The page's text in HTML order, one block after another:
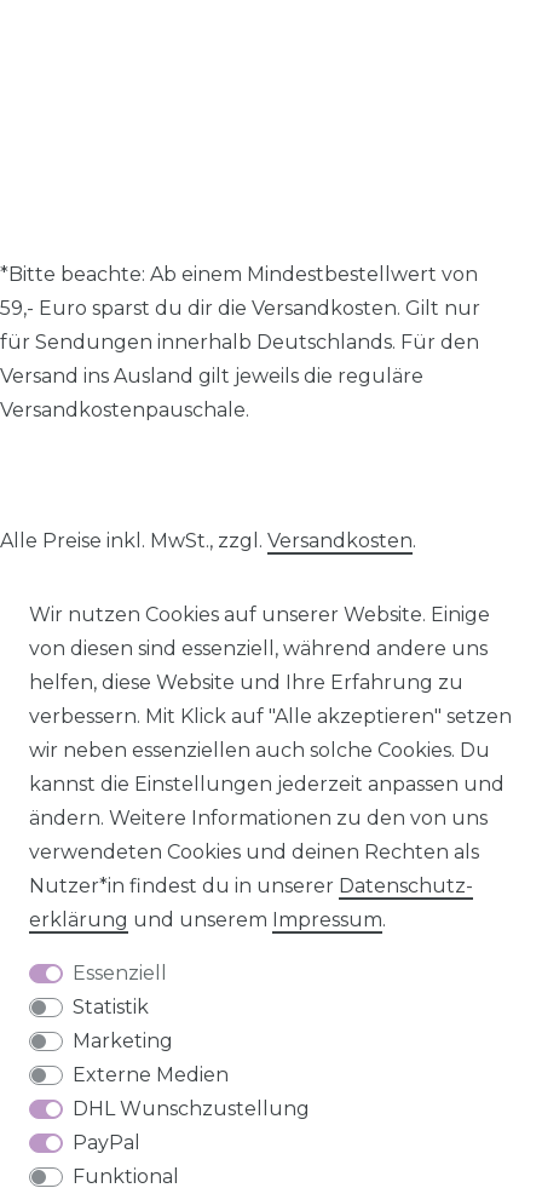
Wir nutzen Cookies auf unserer Website. Einige
von diesen sind essenziell, während andere uns
helfen, diese Website und Ihre Erfahrung zu
verbessern. Mit Klick auf "Alle akzeptieren" setzen
wir neben essenziellen auch solche Cookies. Du
kannst die Einstellungen jederzeit anpassen und
ändern. Weitere Informationen zu den von uns
verwendeten Cookies und deinen Rechten als
Nutzer*in findest du in unserer Daten­schutz­
erklärung und unserem Impressum.
Essenziell
Statistik
Marketing
Externe Medien
DHL Wunschzustellung
PayPal
Funktional
*Bitte beachte: Ab einem Mindestbestellwert von
59,- Euro sparst du dir die Versandkosten. Gilt nur
für Sendungen innerhalb Deutschlands. Für den
Versand ins Ausland gilt jeweils die reguläre
Versandkostenpauschale.
Alle Preise inkl. MwSt., zzgl. Versandkosten.
Impressum Daten­schutz­erklärung AGB
Barrierefreiheitserklärung Widerrufs­recht
VERTRAG WIDERRUFEN